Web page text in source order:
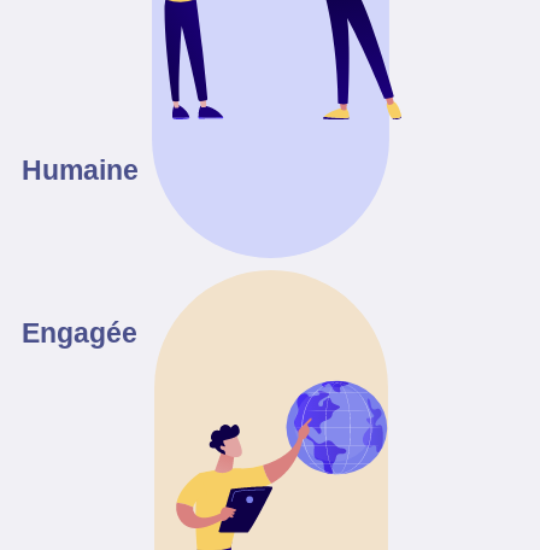
Humaine
Engagée